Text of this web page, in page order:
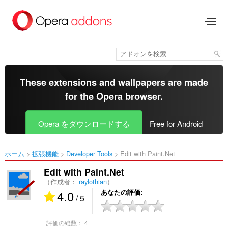
メ
ツ
移
These extensions and wallpapers are made
for theOpera browser.
Opera をダウンロードする Free for Android
ホーム 拡張機能 Developer Tools Edit with Paint.Net‎
Edit with Paint.Net
（作成者： raylothian）
4.0/ 5 あなたの評価
評価の総数： 4